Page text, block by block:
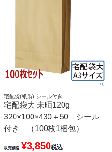
宅配袋(紙製) シール付き
宅配袋大 未晒120g
320×100×430＋50 シール
付き （100枚1梱包）
販売価格 ¥3,850税込